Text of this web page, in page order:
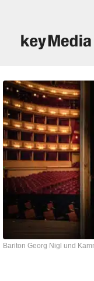
Bariton Georg Nigl und